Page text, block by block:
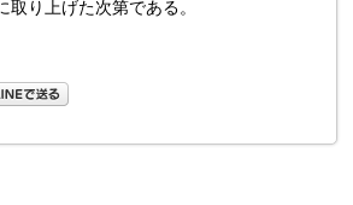
取り上げた次第である。